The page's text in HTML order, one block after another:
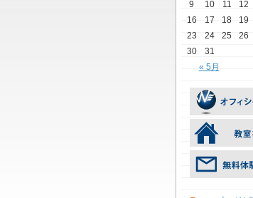
« 5月
9
10 11 12
16
17 18 19
23
24 25 26
30
31